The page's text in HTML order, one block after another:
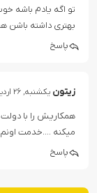
تو اگه یادم باشه
بهتری داشته باشن
پاسخ
زیتون یکشنبه, ۲۶ اردیبهشت, ۱۴۰۰ - ۱۱:۱۹
همکاریش را با
میکنه ….خدمت اونم
پاسخ